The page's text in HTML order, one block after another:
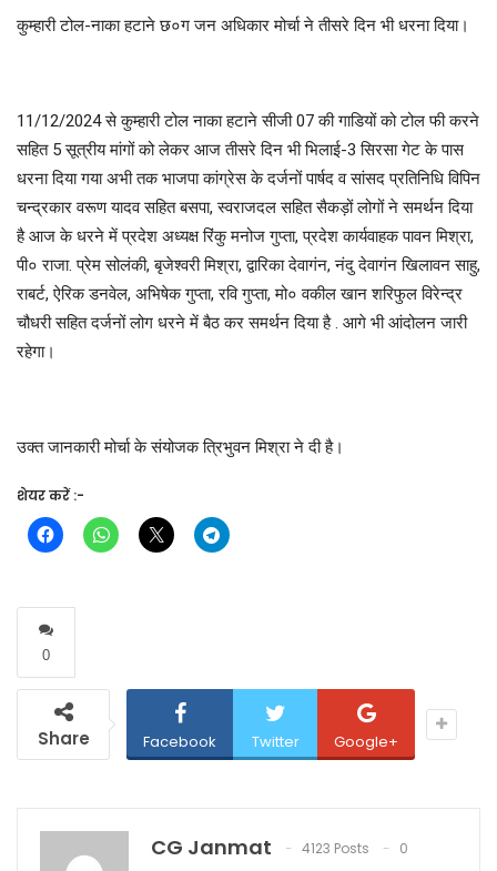
कुम्हारी टोल-नाका हटाने छ०ग जन अधिकार मोर्चा ने तीसरे दिन भी धरना दिया।
11/12/2024 से कुम्हारी टोल नाका हटाने सीजी 07 की गाडियों को टोल फी करने
सहित 5 सूत्रीय मांगों को लेकर आज तीसरे दिन भी भिलाई-3 सिरसा गेट के पास
धरना दिया गया अभी तक भाजपा कांग्रेस के दर्जनों पार्षद व सांसद प्रतिनिधि विपिन
चन्द्रकार वरूण यादव सहित बसपा, स्वराजदल सहित सैकड़ों लोगों ने समर्थन दिया
है आज के धरने में प्रदेश अध्यक्ष रिंकु मनोज गुप्ता, प्रदेश कार्यवाहक पावन मिश्रा,
पी० राजा. प्रेम सोलंकी, बृजेश्वरी मिश्रा, द्वारिका देवागंन, नंदु देवागंन खिलावन साहु,
राबर्ट, ऐरिक डनवेल, अभिषेक गुप्ता, रवि गुप्ता, मो० वकील खान शरिफुल विरेन्द्र
चौधरी सहित दर्जनों लोग धरने में बैठ कर समर्थन दिया है . आगे भी आंदोलन जारी
रहेगा।
उक्त जानकारी मोर्चा के संयोजक त्रिभुवन मिश्रा ने दी है।
शेयर करें :-
0
Share Facebook Twitter Google+
CG Janmat 4123 Posts
0